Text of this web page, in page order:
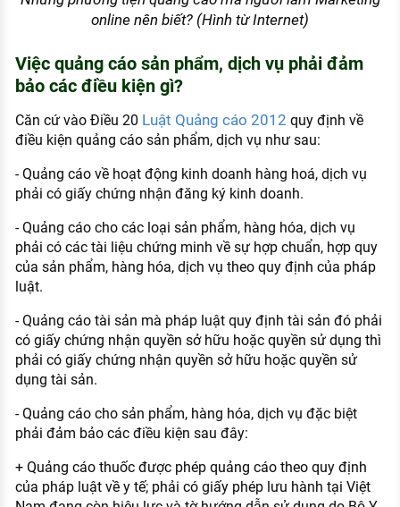
online nên biết? (Hình từ Internet)
Việc quảng cáo sản phẩm, dịch vụ phải đảm
bảo các điều kiện gì?
Căn cứ vào Điều 20 Luật Quảng cáo 2012 quy định về
điều kiện quảng cáo sản phẩm, dịch vụ như sau:
- Quảng cáo về hoạt động kinh doanh hàng hoá, dịch vụ
phải có giấy chứng nhận đăng ký kinh doanh.
- Quảng cáo cho các loại sản phẩm, hàng hóa, dịch vụ
phải có các tài liệu chứng minh về sự hợp chuẩn, hợp quy
của sản phẩm, hàng hóa, dịch vụ theo quy định của pháp
luật.
- Quảng cáo tài sản mà pháp luật quy định tài sản đó phải
có giấy chứng nhận quyền sở hữu hoặc quyền sử dụng thì
phải có giấy chứng nhận quyền sở hữu hoặc quyền sử
dụng tài sản.
- Quảng cáo cho sản phẩm, hàng hóa, dịch vụ đặc biệt
phải đảm bảo các điều kiện sau đây:
+ Quảng cáo thuốc được phép quảng cáo theo quy định
của pháp luật về y tế; phải có giấy phép lưu hành tại Việt